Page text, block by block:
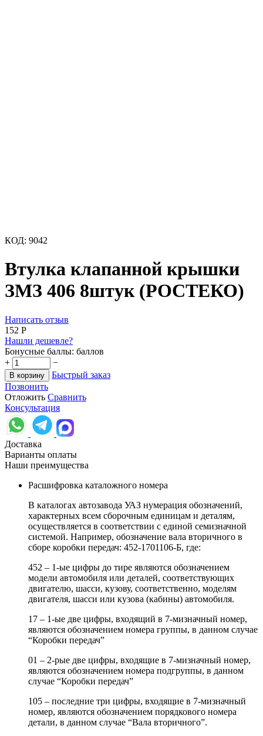
КОД: 9042
Втулка клапанной крышки
ЗМЗ 406 8штук (РОСТЕКО)
Написать отзыв
‍152‍ Р
Нашли дешевле?
Бонусные баллы: баллов
+
−
В корзину
Быстрый заказ
Позвонить
Отложить Сравнить
Консультация
Доставка
Варианты оплаты
Наши преимущества
Расшифровка каталожного номера
В каталогах автозавода УАЗ нумерация обозначений,
характерных всем сборочным единицам и деталям,
осуществляется в соответствии с единой семизначной
системой. Например, обозначение вала вторичного в
сборе коробки передач: 452-1701106-Б, где:
452 – 1-ые цифры до тире являются обозначением
модели автомобиля или деталей, соответствующих
двигателю, шасси, кузову, соответственно, моделям
двигателя, шасси или кузова (кабины) автомобиля.
17 – 1-ые две цифры, входящий в 7-мизначный номер,
являются обозначением номера группы, в данном случае
“Коробки передач”
01 – 2-рые две цифры, входящие в 7-мизначный номер,
являются обозначением номера подгруппы, в данном
случае “Коробки передач”
105 – последние три цифры, входящие в 7-мизначный
номер, являются обозначением порядкового номера
детали, в данном случае “Вала вторичного”.